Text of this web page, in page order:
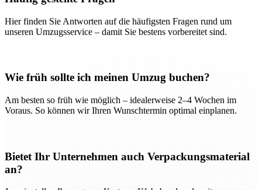
Hier finden Sie Antworten auf die häufigsten Fragen rund um
unseren Umzugsservice – damit Sie bestens vorbereitet sind.
Wie früh sollte ich meinen Umzug buchen?
Am besten so früh wie möglich – idealerweise 2–4 Wochen im
Voraus. So können wir Ihren Wunschtermin optimal einplanen.
Bietet Ihr Unternehmen auch Verpackungsmaterial
an?